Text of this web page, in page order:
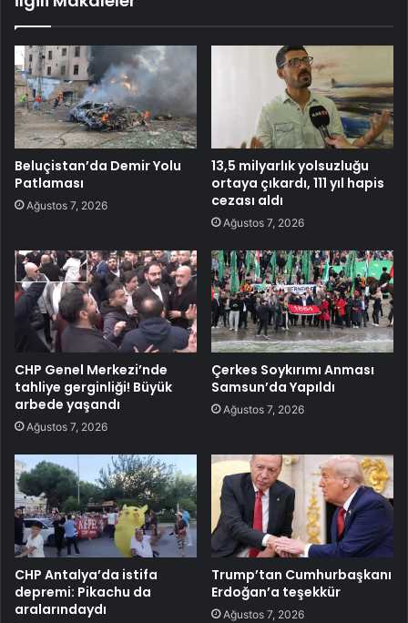
Beluçistan’da Demir Yolu
Patlaması
Ağustos 7, 2026
13,5 milyarlık yolsuzluğu
ortaya çıkardı, 111 yıl hapis
cezası aldı
Ağustos 7, 2026
CHP Genel Merkezi’nde
tahliye gerginliği! Büyük
arbede yaşandı
Ağustos 7, 2026
Çerkes Soykırımı Anması
Samsun’da Yapıldı
Ağustos 7, 2026
CHP Antalya’da istifa
depremi: Pikachu da
aralarındaydı
Trump’tan Cumhurbaşkanı
Erdoğan’a teşekkür
Ağustos 7, 2026